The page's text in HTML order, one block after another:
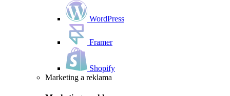
WordPress
Framer
Shopify
Marketing a reklama